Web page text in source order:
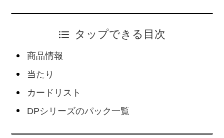
タップできる目次
商品情報
当たり
カードリスト
DPシリーズのパック一覧